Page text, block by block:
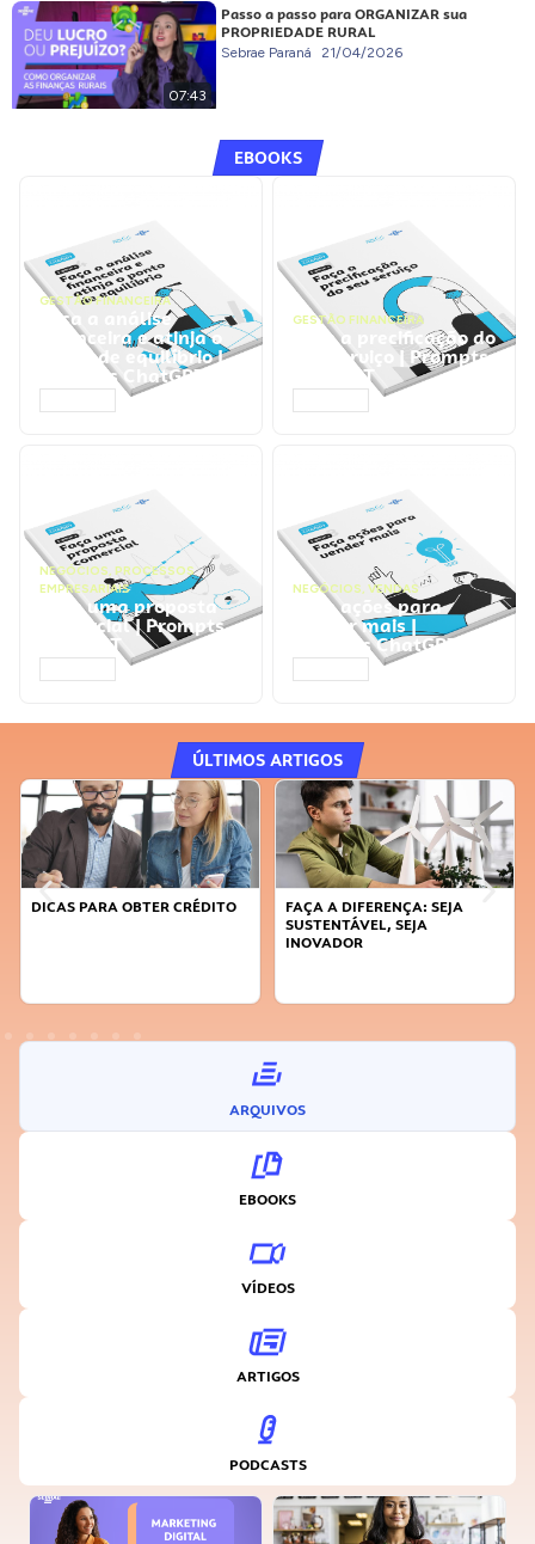
07:43
Passo a passo para ORGANIZAR sua
PROPRIEDADE RURAL
Sebrae Paraná 21/04/2026
EBOOKS
GESTÃO FINANCEIRA
Faça a análise
financeira e atinja o
ponto de equilíbrio |
Prompts ChatGPT
GESTÃO FINANCEIRA
Faça a precificação do
seu serviço | Prompts
ChatGPT
NEGÓCIOS, PROCESSOS
EMPRESARIAIS
Faça uma proposta
comercial | Prompts
ChatGPT
NEGÓCIOS, VENDAS
Faça ações para
vender mais |
Prompts ChatGPT
ÚLTIMOS ARTIGOS
DICAS PARA OBTER CRÉDITO
FAÇA A DIFERENÇA: SEJA
SUSTENTÁVEL, SEJA
INOVADOR
ARQUIVOS
EBOOKS
VÍDEOS
ARTIGOS
PODCASTS